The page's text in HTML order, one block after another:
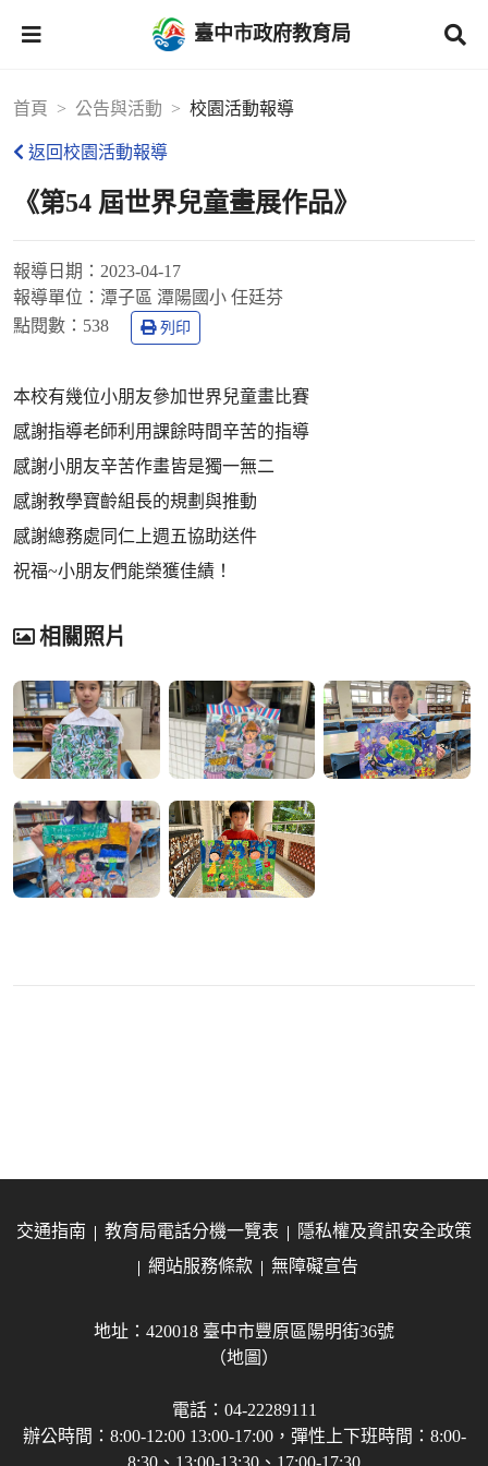
臺中市政府教育局
首頁 公告與活動 校園活動報導
返回校園活動報導
《第54 屆世界兒童畫展作品》
報導日期： 2023-04-17
報導單位： 潭子區 潭陽國小 任廷芬
點閱數： 538 列印
本校有幾位小朋友參加世界兒童畫比賽
感謝指導老師利用課餘時間辛苦的指導
感謝小朋友辛苦作畫皆是獨一無二
感謝教學寶齡組長的規劃與推動
感謝總務處同仁上週五協助送件
祝福~小朋友們能榮獲佳績！
相關照片
交通指南 教育局電話分機一覽表
隱私權及資訊安全政策
網站服務條款
無障礙宣告
地址：420018 臺中市豐原區陽明街36號
（地圖）
電話：04-22289111
辦公時間：8:00-12:00 13:00-17:00，彈性上下班時間：8:00-